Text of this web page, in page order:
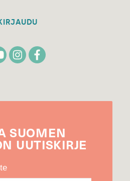
SUOMEN
UUTIS­KIRJE